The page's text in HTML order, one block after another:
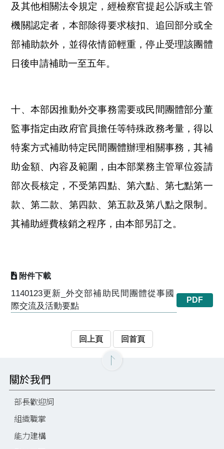
及其他相關法令規定，經檢察官提起公訴或主管
機關認定者，本部除得要求核扣、追回部分或全
部補助款外，並得依情節輕重，停止受理該團體
日後申請補助一至五年。
十、本部因推動外交事務需要或民間團體部分董
監事指定由政府官員擔任等特殊政務考量，得以
特案方式補助特定民間團體辦理相關事務，其補
助金額、內容及範圍，由本部業務主管單位簽請
部次長核定，不受第四點、第六點、第七點第一
款、第二款、第四款、第五款及第八點之限制。
其補助經費核銷之程序，由本部另訂之。
附件下載
1140123更新_外交部補助民間團體從事國
際交流及活動要點
PDF
回上頁 回首頁
關於我們
部長歡迎詞
組織職掌
能力建構